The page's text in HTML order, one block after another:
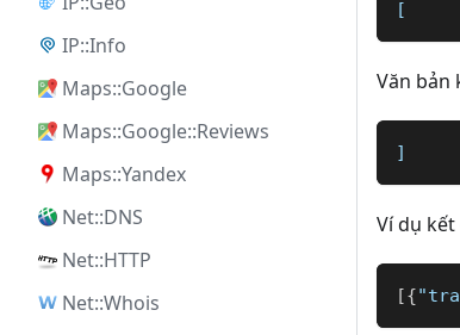
IP::Info
Maps::Google
Maps::Google::Reviews
Maps::Yandex
Net::DNS
Net::HTTP
Net::Whois
[
Văn bản
]
Ví dụ kết
[{